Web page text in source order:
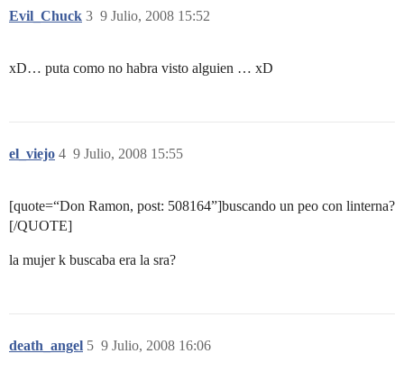
Evil_Chuck 9 Julio, 2008 15:52
3
xD… puta como no habra visto alguien … xD
el_viejo 9 Julio, 2008 15:55
4
[quote=“Don Ramon, post: 508164”]buscando un peo con linterna?
[/QUOTE]
la mujer k buscaba era la sra?
death_angel 9 Julio, 2008 16:06
5